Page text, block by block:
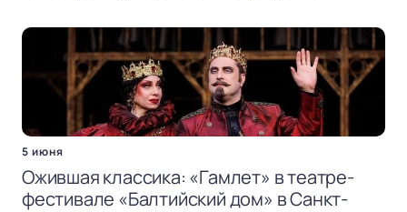
5 июня
Ожившая классика: «Гамлет» в театре-
фестивале «Балтийский дом» в Санкт-